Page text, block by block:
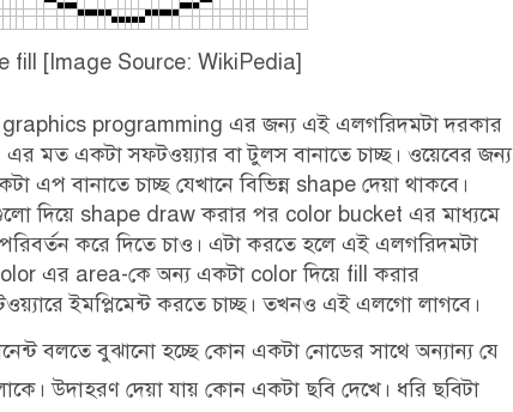
fill [Image Source: WikiPedia]
programming এর জন্য এই এলগরিদমটা দরকার
মত একটা সফটওয়্যার বা টুলস বানাতে চাচ্ছ। ওয়েবের জন্য
বানাতে চাচ্ছ যেখানে বিভিন্ন shape দেয়া থাকবে।
দিয়ে shape draw করার পর color bucket এর মাধ্যমে
করে দিতে চাও। এটা করতে হলে এই এলগরিদমটা
এর area-কে অন্য একটা color দিয়ে fill করার
ইমপ্লিমেন্ট করতে চাচ্ছ। তখনও এই এলগো লাগবে।
বলতে বুঝানো হচ্ছে কোন একটা নোডের সাথে অন্যান্য যে
উদাহরণ দেয়া যায় কোন একটা ছবি দেখে। ধরি ছবিটা